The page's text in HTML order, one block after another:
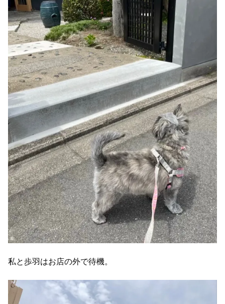
私と歩羽はお店の外で待機。